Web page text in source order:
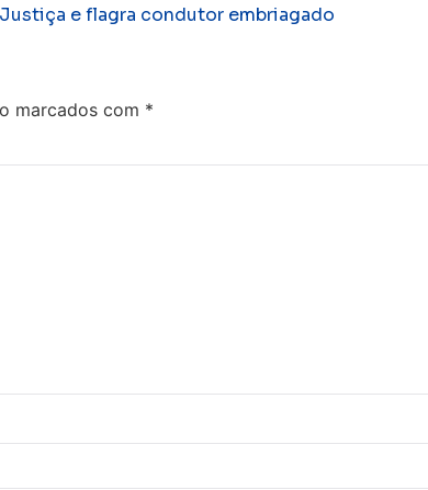
e flagra condutor embriagado
marcados com *